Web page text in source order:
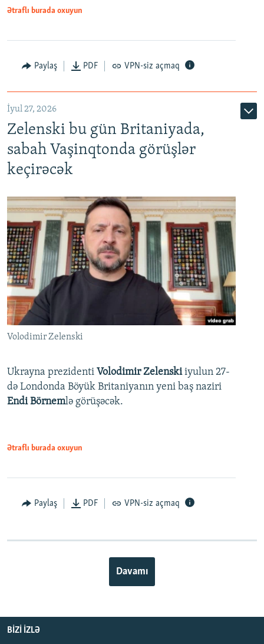
Ətraflı burada oxuyun
Paylaş PDF VPN-siz açmaq
İyul 27, 2026
Zelenski bu gün Britaniyada,
sabah Vaşinqtonda görüşlər
keçirəcək
Volodimir Zelenski
Ukrayna prezidenti Volodimir Zelenskiiyulun 27-
də Londonda Böyük Britaniyanın yeni baş naziri
Endi Börnemlə görüşəcək.
Ətraflı burada oxuyun
Paylaş PDF VPN-siz açmaq
Davamı
BIZI IZLƏ